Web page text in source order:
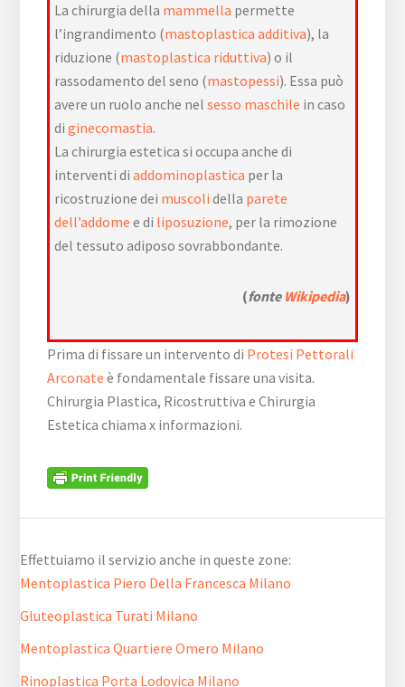
La chirurgia della mammella permette
l’ingrandimento (mastoplastica additiva), la
riduzione (mastoplastica riduttiva) o il
rassodamento del seno (mastopessi). Essa può
avere un ruolo anche nelsesso maschile in caso
diginecomastia.
La chirurgia estetica si occupa anche di
interventi diaddominoplastica per la
ricostruzione dei muscoli della parete
dell’addome e di liposuzione, per la rimozione
del tessuto adiposo sovrabbondante.
(fonte Wikipedia)
Prima di fissare un intervento di Protesi Pettorali
Arconate è fondamentale fissare una visita.
Chirurgia Plastica, Ricostruttiva e Chirurgia
Estetica chiama x informazioni.
Effettuiamo il servizio anche in queste zone:
Mentoplastica Piero Della Francesca Milano
Gluteoplastica Turati Milano
Mentoplastica Quartiere Omero Milano
Rinoplastica Porta Lodovica Milano